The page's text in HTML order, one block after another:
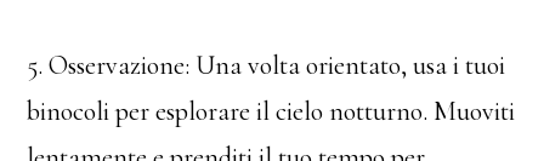
5. Osservazione: Una volta orientato, usa i tuoi
binocoli per esplorare il cielo notturno. Muoviti